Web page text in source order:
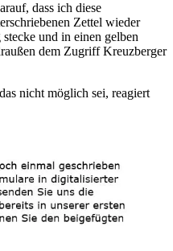
dass ich diese
Zettel wieder
und in einen gelben
dem Zugriff Kreuzberger
nicht möglich sei, reagiert